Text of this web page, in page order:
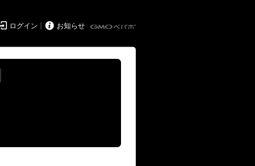
ログイン  お知らせ